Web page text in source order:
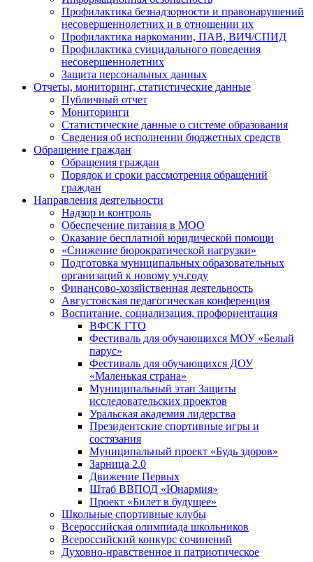
Профилактика безнадзорности и правонарушений
несовершеннолетних и в отношении их
Профилактика наркомании, ПАВ, ВИЧ/СПИД
Профилактика суицидального поведения
несовершеннолетних
Защита персональных данных
Отчеты, мониторинг, статистические данные
Публичный отчет
Мониторинги
Статистические данные о системе образования
Сведения об исполнении бюджетных средств
Обращение граждан
Обращения граждан
Порядок и сроки рассмотрения обращений
граждан
Направления деятельности
Надзор и контроль
Обеспечение питания в МОО
Оказание бесплатной юридической помощи
«Снижение бюрократической нагрузки»
Подготовка муниципальных образовательных
организаций к новому уч.году
Финансово-хозяйственная деятельность
Августовская педагогическая конференция
Воспитание, социализация, профориентация
ВФСК ГТО
Фестиваль для обучающихся МОУ «Белый
парус»
Фестиваль для обучающихся ДОУ
«Маленькая страна»
Муниципальный этап Защиты
исследовательских проектов
Уральская академия лидерства
Президентские спортивные игры и
состязания
Муниципальный проект «Будь здоров»
Зарница 2.0
Движение Первых
Штаб ВВПОД «Юнармия»
Проект «Билет в будущее»
Школьные спортивные клубы
Всероссийская олимпиада школьников
Всероссийский конкурс сочинений
Духовно-нравственное и патриотическое